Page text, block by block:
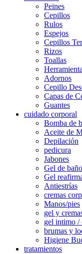
Peines
Cepillos
Rulos
Espejos
Cepillos
Rizos
Toallas
Adornos
Cepillo
Capas de
Guantes
cuidado corporal
Bomba de
Aceite de
Depilación
pedicura
Jabones
Gel de baño
Gel
Antiestrías
cremas
Manos/pies
gel y
gel intimo /
brumas y
Higiene
tratamientos